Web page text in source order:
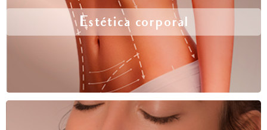
Estética corporal